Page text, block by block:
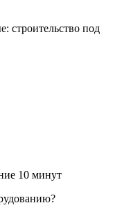
строительство под
10 минут